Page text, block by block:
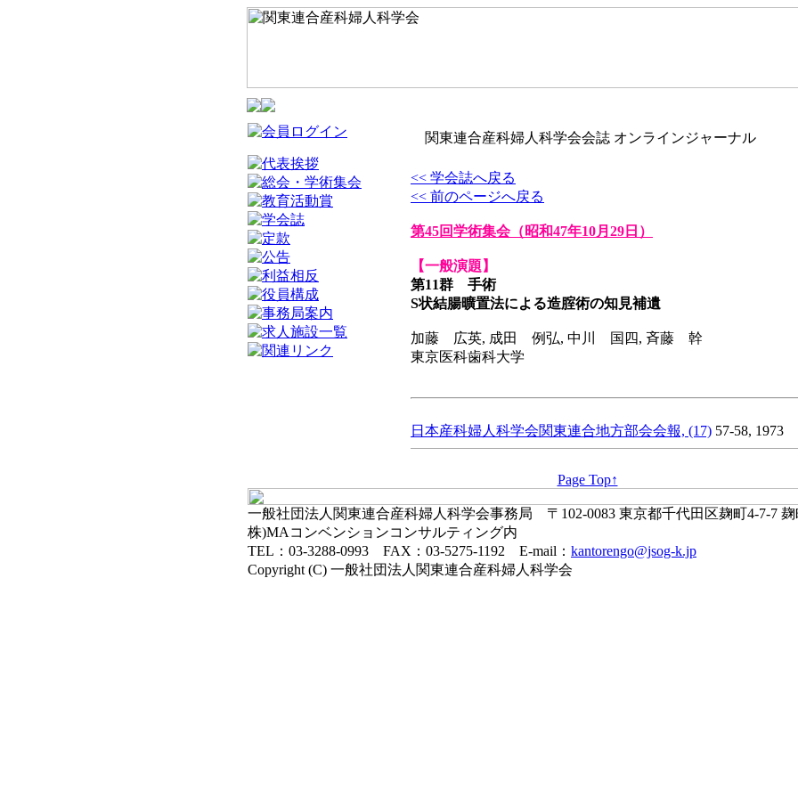
関東連合産科婦人科学会会誌 オンラインジャーナル
<< 学会誌へ戻る
<< 前のページへ戻る
第45回学術集会（昭和47年10月29日）
【一般演題】
第11群 手術
S状結腸曠置法による造腟術の知見補遺
加藤 広英, 成田 例弘, 中川 国四, 斉藤 幹
東京医科歯科大学
日本産科婦人科学会関東連合地方部会会報, (17) 57-58, 1973
Page Top↑
一般社団法人関東連合産科婦人科学会事務局 〒102-0083 東京都千代田区麹町4-7-7
株)MAコンベンションコンサルティング内
TEL：03-3288-0993 FAX：03-5275-1192 E-mail： kantorengo@jsog-k.jp
Copyright (C) 一般社団法人関東連合産科婦人科学会